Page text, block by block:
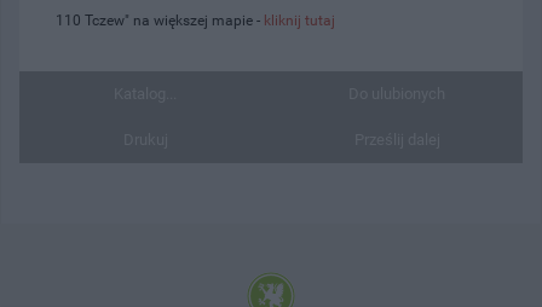
110 Tczew" na większej mapie - kliknij tutaj